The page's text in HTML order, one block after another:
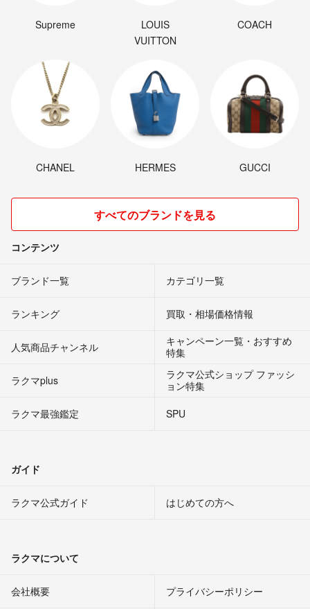
Supreme
LOUIS
VUITTON
COACH
CHANEL HERMES GUCCI
すべてのブランドを見る
コンテンツ
ブランド一覧 カテゴリ一覧
ランキング 買取・相場価格情報
人気商品チャンネル
キャンペーン一覧・おすすめ
特集
ラクマplus
ラクマ公式ショップ ファッシ
ョン特集
ラクマ最強鑑定
SPU
ガイド
ラクマ公式ガイド はじめての方へ
ラクマについて
会社概要 プライバシーポリシー